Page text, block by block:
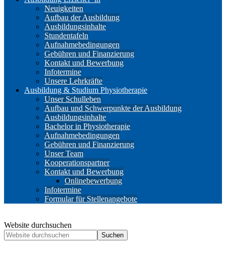
Neuigkeiten
Aufbau der Ausbildung
Ausbildungsinhalte
Stundentafeln
Aufnahmebedingungen
Gebühren und Finanzierung
Kontakt und Bewerbung
Infotermine
Unsere Lehrkräfte
Ausbildung & Studium Physiotherapie
Unser Schulleben
Aufbau und Schwerpunkte der Ausbildung
Ausbildungsinhalte
Bachelor in Physiotherapie
Aufnahmebedingungen
Gebühren und Finanzierung
Unser Team
Kooperationspartner
Kontakt und Bewerbung
Onlinebewerbung
Infotermine
Formular für Stellenangebote
Website durchsuchen
Suchen